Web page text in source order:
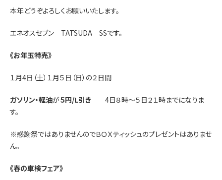
本年どうぞよろしくお願いいたします。
エネオスセブン TATSUDA SSです。
《お年玉特売》
１月4日（土）１月５日（日）の２日間
ガソリン・軽油が５円/L引き 4日８時～５日２１時までになりま
す。
※感謝祭ではありませんのでＢＯＸティッシュのプレゼントはありませ
ん。
《春の車検フェア》